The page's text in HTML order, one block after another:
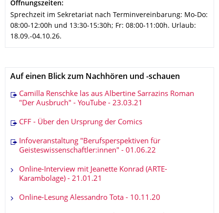
Öffnungszeiten:
Sprechzeit im Sekretariat nach Terminvereinbarung: Mo-Do:
08:00-12:00h und 13:30-15:30h; Fr: 08:00-11:00h. Urlaub:
18.09.-04.10.26.
Auf einen Blick zum Nachhören und -schauen
Camilla Renschke las aus Albertine Sarrazins Roman
"Der Ausbruch" - YouTube - 23.03.21
CFF - Über den Ursprung der Comics
Infoveranstaltung "Berufsperspektiven für
Geisteswissenschaftler:innen" - 01.06.22
Online-Interview mit Jeanette Konrad (ARTE-
Karambolage) - 21.01.21
Online-Lesung Alessandro Tota - 10.11.20